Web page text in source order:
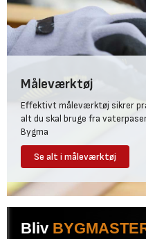
Måleværktøj
Effektivt måleværktøj sikrer
alt du skal bruge fra
Bygma
Se alt i måleværktøj
Bliv